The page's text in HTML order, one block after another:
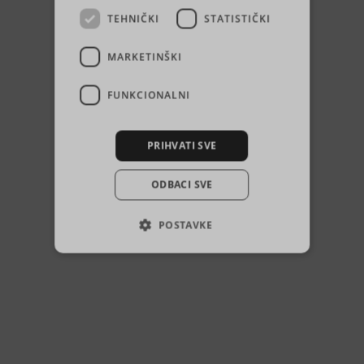
TEHNIČKI STATISTIČKI
MARKETINŠKI
FUNKCIONALNI
PRIHVATI SVE
ODBACI SVE
POSTAVKE